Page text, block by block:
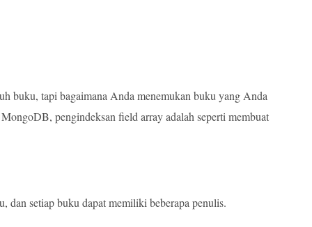
buku, tapi bagaimana Anda menemukan buku yang Anda
pengindeksan field array adalah seperti membuat
dan setiap buku dapat memiliki beberapa penulis.